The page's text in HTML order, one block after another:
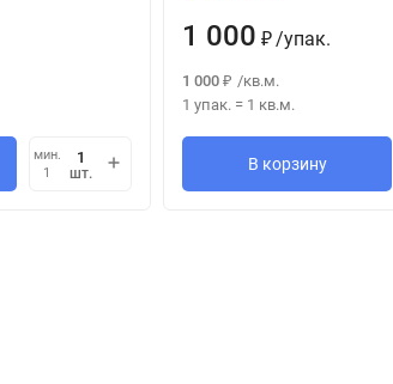
мин.
1
шт.
1 000 ₽ /упак.
1 000 ₽ /кв.м.
1 упак. = 1 кв.м.
В корзину